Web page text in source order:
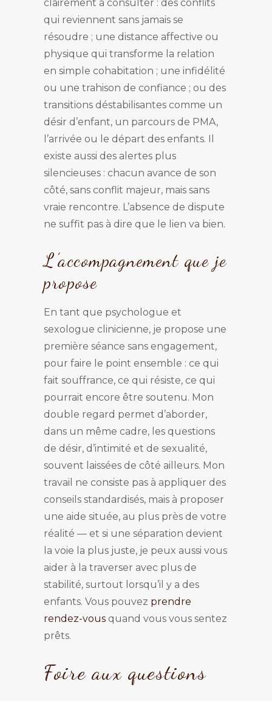
clairement à consulter : des conflits
qui reviennent sans jamais se
résoudre ; une distance affective ou
physique qui transforme la relation
en simple cohabitation ; une infidélité
ou une trahison de confiance ; ou des
transitions déstabilisantes comme un
désir d’enfant, un parcours de PMA,
l’arrivée ou le départ des enfants. Il
existe aussi des alertes plus
silencieuses : chacun avance de son
côté, sans conflit majeur, mais sans
vraie rencontre. L’absence de dispute
ne suffit pas à dire que le lien va bien.
L’accompagnement que je
propose
En tant que psychologue et
sexologue clinicienne, je propose une
première séance sans engagement,
pour faire le point ensemble : ce qui
fait souffrance, ce qui résiste, ce qui
pourrait encore être soutenu. Mon
double regard permet d’aborder,
dans un même cadre, les questions
de désir, d’intimité et de sexualité,
souvent laissées de côté ailleurs. Mon
travail ne consiste pas à appliquer des
conseils standardisés, mais à proposer
une aide située, au plus près de votre
réalité — et si une séparation devient
la voie la plus juste, je peux aussi vous
aider à la traverser avec plus de
stabilité, surtout lorsqu’il y a des
enfants. Vous pouvez prendre
rendez-vous quand vous vous sentez
prêts.
Foire aux questions